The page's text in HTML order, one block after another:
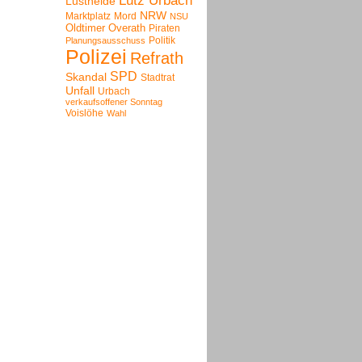
Marktplatz Mord NRW NSU
Oldtimer Overath Piraten
Planungsausschuss Politik
Polizei Refrath
Skandal SPD Stadtrat
Unfall Urbach
verkaufsoffener Sonntag
Voislöhe Wahl